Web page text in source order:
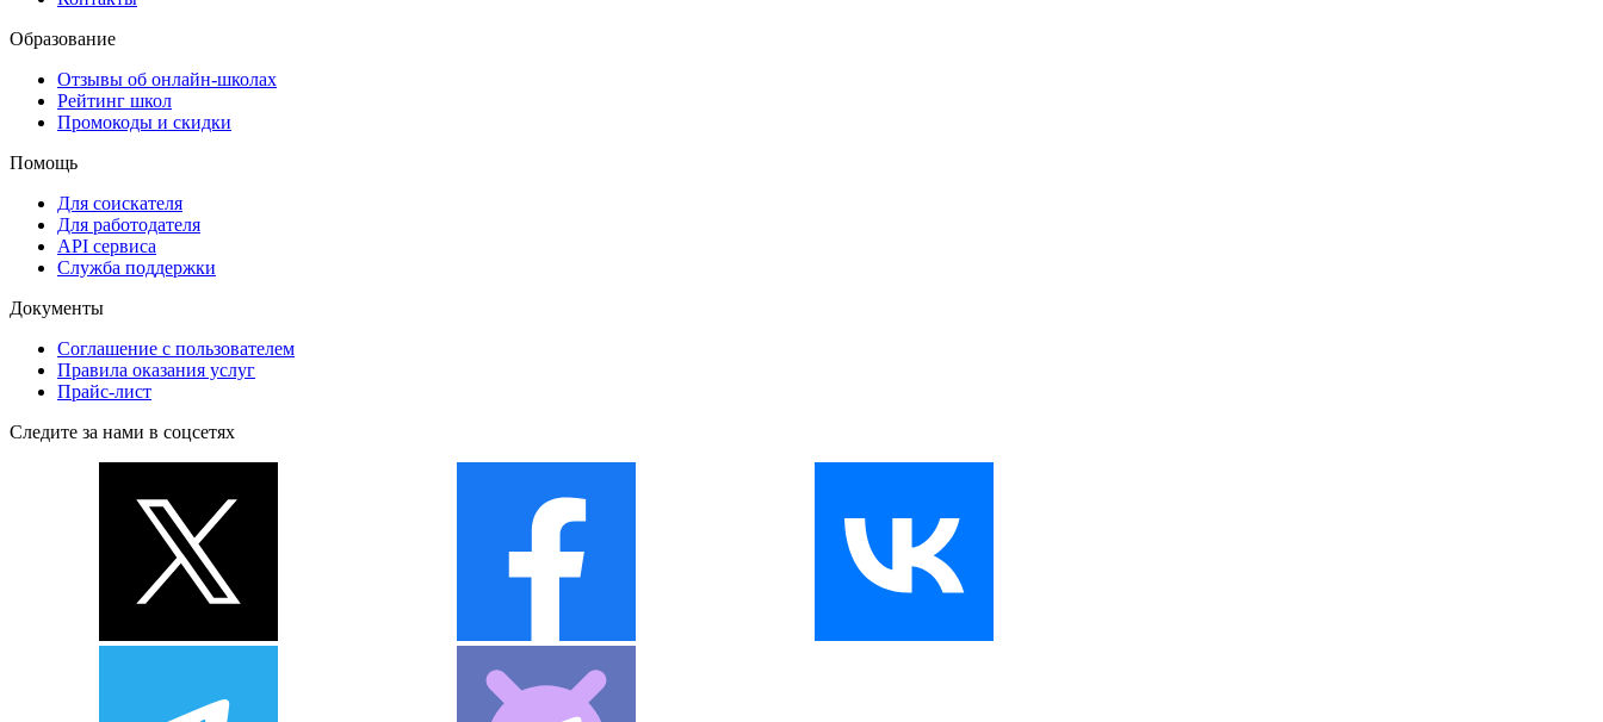
Образование
Отзывы об онлайн-школах
Рейтинг школ
Промокоды и скидки
Помощь
Для соискателя
Для работодателя
API сервиса
Служба поддержки
Документы
Соглашение с пользователем
Правила оказания услуг
Прайс-лист
Следите за нами в соцсетях